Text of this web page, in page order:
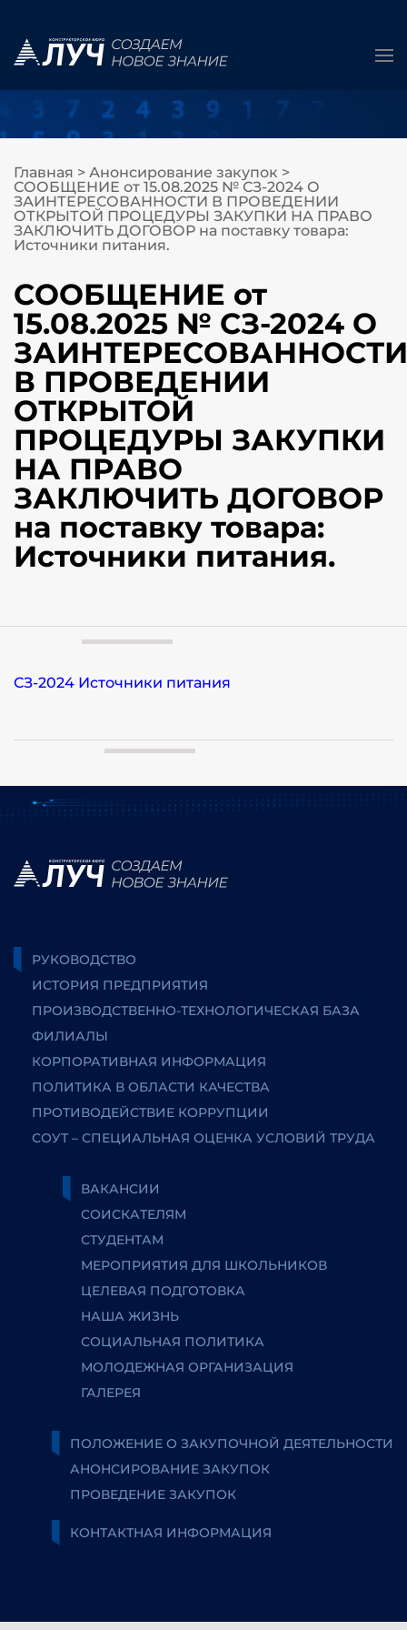
Главная > Анонсирование закупок >
СООБЩЕНИЕ от 15.08.2025 № СЗ-2024 О
ЗАИНТЕРЕСОВАННОСТИ В ПРОВЕДЕНИИ
ОТКРЫТОЙ ПРОЦЕДУРЫ ЗАКУПКИ НА ПРАВО
ЗАКЛЮЧИТЬ ДОГОВОР на поставку товара:
Источники питания.
СООБЩЕНИЕ от
15.08.2025 № СЗ-2024 О
ЗАИНТЕРЕСОВАННОСТИ
В ПРОВЕДЕНИИ
ОТКРЫТОЙ
ПРОЦЕДУРЫ ЗАКУПКИ
НА ПРАВО
ЗАКЛЮЧИТЬ ДОГОВОР
на поставку товара:
Источники питания.
СЗ-2024 Источники питания
РУКОВОДСТВО
ИСТОРИЯ ПРЕДПРИЯТИЯ
ПРОИЗВОДСТВЕННО-ТЕХНОЛОГИЧЕСКАЯ БАЗА
ФИЛИАЛЫ
КОРПОРАТИВНАЯ ИНФОРМАЦИЯ
ПОЛИТИКА В ОБЛАСТИ КАЧЕСТВА
ПРОТИВОДЕЙСТВИЕ КОРРУПЦИИ
СОУТ – СПЕЦИАЛЬНАЯ ОЦЕНКА УСЛОВИЙ ТРУДА
ВАКАНСИИ
СОИСКАТЕЛЯМ
СТУДЕНТАМ
МЕРОПРИЯТИЯ ДЛЯ ШКОЛЬНИКОВ
ЦЕЛЕВАЯ ПОДГОТОВКА
НАША ЖИЗНЬ
СОЦИАЛЬНАЯ ПОЛИТИКА
МОЛОДЕЖНАЯ ОРГАНИЗАЦИЯ
ГАЛЕРЕЯ
ПОЛОЖЕНИЕ О ЗАКУПОЧНОЙ ДЕЯТЕЛЬНОСТИ
АНОНСИРОВАНИЕ ЗАКУПОК
ПРОВЕДЕНИЕ ЗАКУПОК
КОНТАКТНАЯ ИНФОРМАЦИЯ